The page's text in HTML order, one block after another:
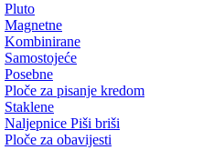
Pluto
Magnetne
Kombinirane
Samostojeće
Posebne
Ploče za pisanje kredom
Staklene
Naljepnice Piši briši
Ploče za obavijesti